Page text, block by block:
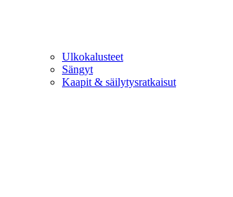
Ulkokalusteet
Sängyt
Kaapit & säilytysratkaisut